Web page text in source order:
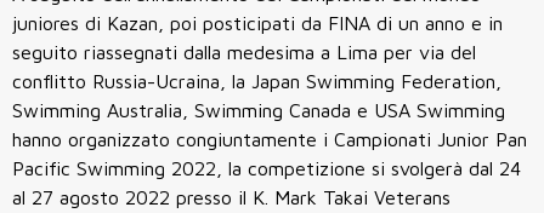
juniores di Kazan, poi posticipati da FINA di un anno e in
seguito riassegnati dalla medesima a Lima per via del
conflitto Russia-Ucraina, la Japan Swimming Federation,
Swimming Australia, Swimming Canada e USA Swimming
hanno organizzato congiuntamente i Campionati Junior Pan
Pacific Swimming 2022, la competizione si svolgerà dal 24
al 27 agosto 2022 presso il K. Mark Takai Veterans